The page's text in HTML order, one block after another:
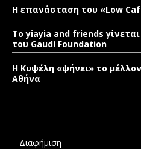
Η επανάσταση του «Low
To yiayia and friends
του Gaudí Foundation
Η Κυψέλη «ψήνει» το
Αθήνα
Διαφήμιση